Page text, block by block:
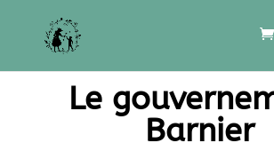
Le
Barnier